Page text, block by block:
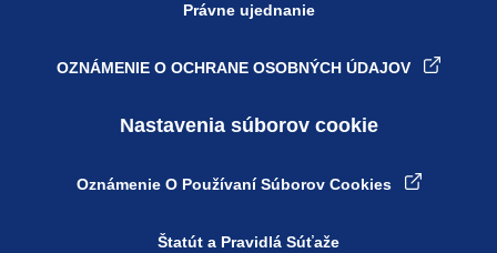
Právne ujednanie
OZNÁMENIE O OCHRANE OSOBNÝCH ÚDAJOV
Nastavenia súborov cookie
Oznámenie O Používaní Súborov Cookies
Štatút a Pravidlá Súťaže